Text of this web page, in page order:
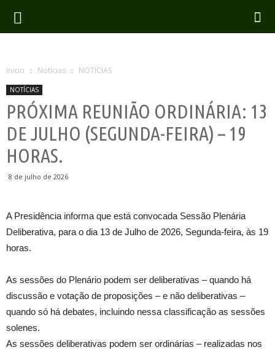
Inicio Notícias NOTÍCIAS
NOTÍCIAS
PRÓXIMA REUNIÃO ORDINÁRIA: 13
DE JULHO (SEGUNDA-FEIRA) – 19
HORAS.
8 de julho de 2026
A Presidência informa que está convocada Sessão Plenária
Deliberativa, para o dia 13 de Julho de 2026, Segunda-feira, às 19
horas.
As sessões do Plenário podem ser deliberativas – quando há
discussão e votação de proposições – e não deliberativas –
quando só há debates, incluindo nessa classificação as sessões
solenes.
As sessões deliberativas podem ser ordinárias – realizadas nos